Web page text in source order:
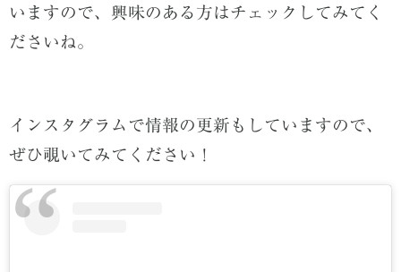
いますので、 興味のある方はチェックしてみてく
ださいね。
インスタグラムで情報の更新もしていますので、
ぜひ覗いてみてください！